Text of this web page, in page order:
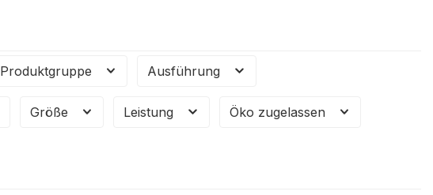
Produktgruppe Ausführung
Größe Leistung Öko zugelassen